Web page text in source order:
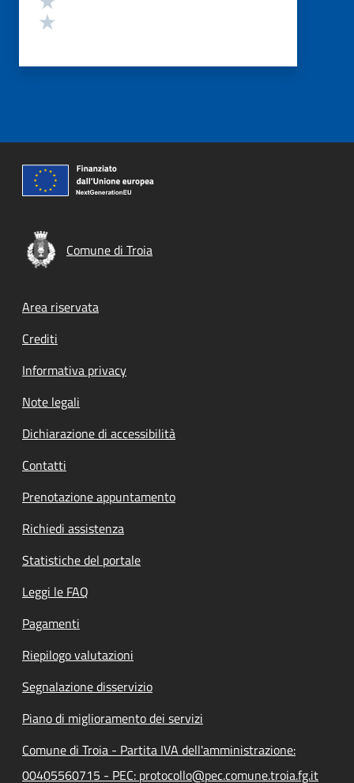
Comune di Troia
Footer menu
Area riservata
Crediti
Informativa privacy
Note legali
Dichiarazione di accessibilità
Contatti
Prenotazione appuntamento
Richiedi assistenza
Statistiche del portale
Leggi le FAQ
Pagamenti
Riepilogo valutazioni
Segnalazione disservizio
Piano di miglioramento dei servizi
Comune di Troia - Partita IVA dell'amministrazione:
00405560715 - PEC: protocollo@pec.comune.troia.fg.it